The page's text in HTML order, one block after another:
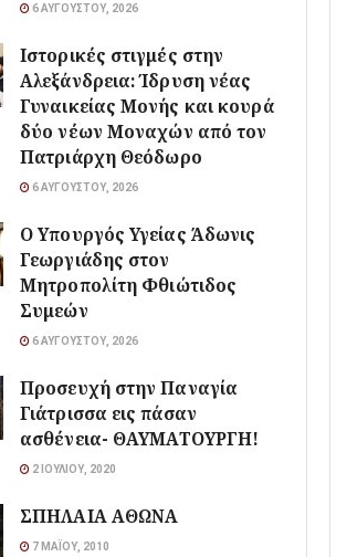
6 ΑΥΓΟΎΣΤΟΥ, 2026
Ιστορικές στιγμές στην
Αλεξάνδρεια: Ίδρυση νέας
Γυναικείας Μονής και κουρά
δύο νέων Μοναχών από τον
Πατριάρχη Θεόδωρο
6 ΑΥΓΟΎΣΤΟΥ, 2026
O Υπουργός Υγείας Άδωνις
Γεωργιάδης στον
Μητροπολίτη Φθιώτιδος
Συμεών
6 ΑΥΓΟΎΣΤΟΥ, 2026
Προσευχή στην Παναγία
Γιάτρισσα εις πάσαν
ασθένεια- ΘΑΥΜΑΤΟΥΡΓΗ!
2 ΙΟΥΛΊΟΥ, 2020
ΣΠΗΛΑΙΑ ΑΘΩΝΑ
7 ΜΑΪ́ΟΥ, 2010